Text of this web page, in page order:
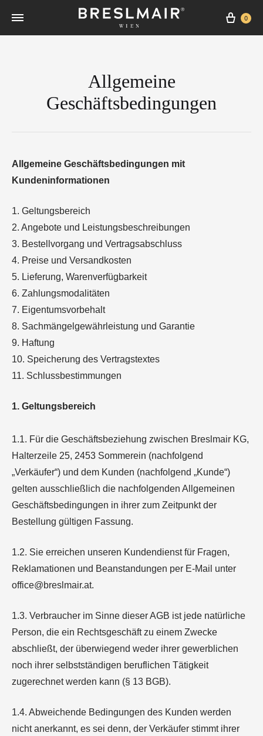
Cart
0
Allgemeine
Geschäftsbedingungen
Allgemeine Geschäftsbedingungen mit
Kundeninformationen
1. Geltungsbereich
2. Angebote und Leistungsbeschreibungen
3. Bestellvorgang und Vertragsabschluss
4. Preise und Versandkosten
5. Lieferung, Warenverfügbarkeit
6. Zahlungsmodalitäten
7. Eigentumsvorbehalt
8. Sachmängelgewährleistung und Garantie
9. Haftung
10. Speicherung des Vertragstextes
11. Schlussbestimmungen
1. Geltungsbereich
1.1. Für die Geschäftsbeziehung zwischen Breslmair KG,
Halterzeile 25, 2453 Sommerein (nachfolgend
„Verkäufer“) und dem Kunden (nachfolgend „Kunde“)
gelten ausschließlich die nachfolgenden Allgemeinen
Geschäftsbedingungen in ihrer zum Zeitpunkt der
Bestellung gültigen Fassung.
1.2. Sie erreichen unseren Kundendienst für Fragen,
Reklamationen und Beanstandungen per E-Mail unter
office@breslmair.at.
1.3. Verbraucher im Sinne dieser AGB ist jede natürliche
Person, die ein Rechtsgeschäft zu einem Zwecke
abschließt, der überwiegend weder ihrer gewerblichen
noch ihrer selbstständigen beruflichen Tätigkeit
zugerechnet werden kann (§ 13 BGB).
1.4. Abweichende Bedingungen des Kunden werden
nicht anerkannt, es sei denn, der Verkäufer stimmt ihrer